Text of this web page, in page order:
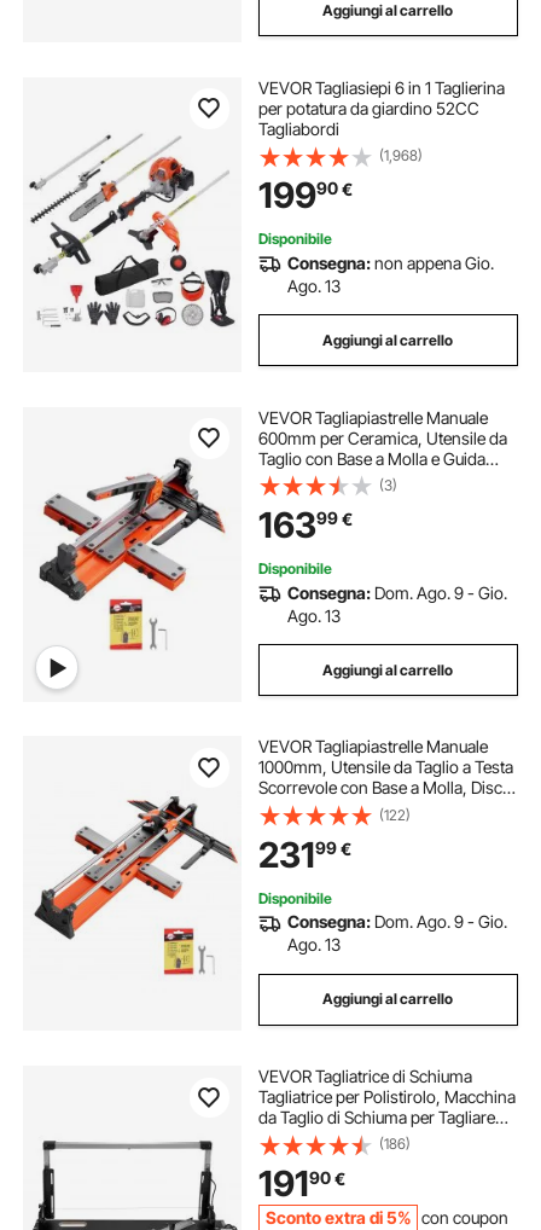
Aggiungi al carrello
VEVOR Tagliasiepi 6 in 1 Taglierina
per potatura da giardino 52CC
Tagliabordi
(1,968)
19990€
Disponibile
Consegna:non appena Gio.
Ago. 13
Aggiungi al carrello
VEVOR Tagliapiastrelle Manuale
600mm per Ceramica, Utensile da
Taglio con Base a Molla e Guida
Angolare Regolabile, con Guida
Allineamento di Precisione, per
Taglio di Piastrelle Mattonelle A
Mano
(3)
16399€
Disponibile
Consegna: Dom. Ago. 9 - Gio.
Ago. 13
Aggiungi al carrello
VEVOR Tagliapiastrelle Manuale
1000mm, Utensile da Taglio a Testa
Scorrevole con Base a Molla, Disco
da Taglio in Carburo di Tungsteno
Guida Angolare e di Allineamento,
per Lavori Ceramica Fai Da Te
(122)
23199€
Disponibile
Consegna: Dom. Ago. 9 - Gio.
Ago. 13
Aggiungi al carrello
VEVOR Tagliatrice di Schiuma
Tagliatrice per Polistirolo, Macchina
da Taglio di Schiuma per Tagliare
Materiali in Polistirene Come
Polistirolo e Styrodur, L'Isolamento
di Tetti Inclinati, 220 V 200 W
(186)
19190€
Sconto extra di 5% con coupon